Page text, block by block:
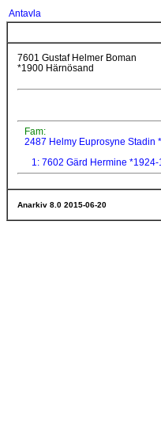
Antavla
7601 Gustaf Helmer Boman
*1900 Härnösand
Fam:
2487 Helmy Euprosyne Stadin
1: 7602 Gärd Hermine
Anarkiv 8.0 2015-06-20